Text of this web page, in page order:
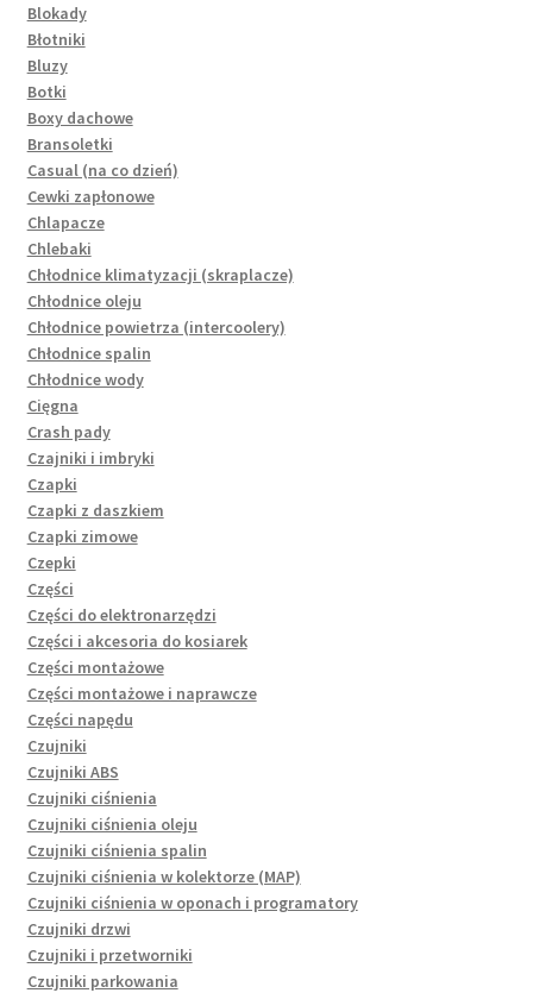
Blokady
Błotniki
Bluzy
Botki
Boxy dachowe
Bransoletki
Casual (na co dzień)
Cewki zapłonowe
Chlapacze
Chlebaki
Chłodnice klimatyzacji (skraplacze)
Chłodnice oleju
Chłodnice powietrza (intercoolery)
Chłodnice spalin
Chłodnice wody
Cięgna
Crash pady
Czajniki i imbryki
Czapki
Czapki z daszkiem
Czapki zimowe
Czepki
Części
Części do elektronarzędzi
Części i akcesoria do kosiarek
Części montażowe
Części montażowe i naprawcze
Części napędu
Czujniki
Czujniki ABS
Czujniki ciśnienia
Czujniki ciśnienia oleju
Czujniki ciśnienia spalin
Czujniki ciśnienia w kolektorze (MAP)
Czujniki ciśnienia w oponach i programatory
Czujniki drzwi
Czujniki i przetworniki
Czujniki parkowania